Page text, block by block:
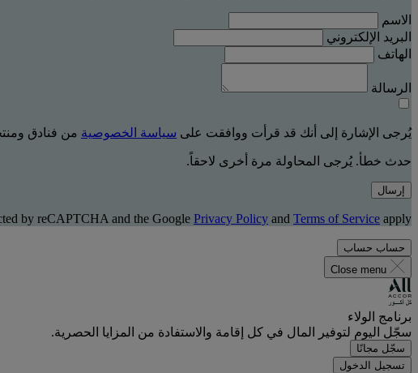
الاسم
البريد الإلكتروني
الهاتف
الرسالة
يُرجى الإشارة إلى أنك قد قرأت ووافقت على سياسة الخصوصية من فنادق
حدث خطأ. يُرجى المحاولة مرة أخرى لاحقاً.
إرسال
by reCAPTCHA and the Google Privacy Policy and Terms of Service apply.
حساب حساب
Close menu
برنامج الولاء
سجّل اليوم لتوفير المال في كل إقامة والاستفادة من المزايا الحصرية.
سجّل مجانًا
تسجيل الدخول